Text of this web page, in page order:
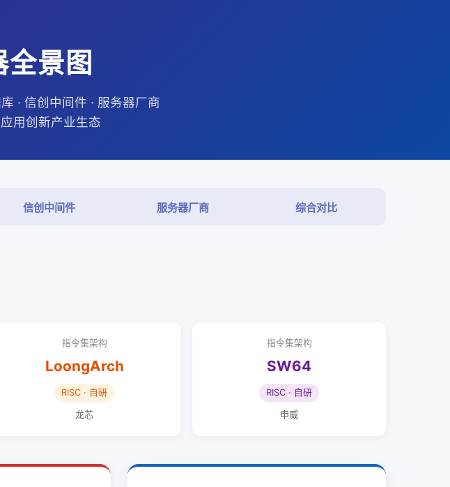
景图
· 信创中间件 · 服务器厂商
用创新产业生态
信创中间件 服务器厂商 综合对比
指令集架构
LoongArch
RISC · 自研
龙芯
指令集架构
SW64
RISC · 自研
申威